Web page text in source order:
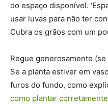
do espaço disponível.
usar luvas para não ter
Cubra os grãos com um
Regue generosamente
Se a planta estiver em
furos do fundo, como
como plantar